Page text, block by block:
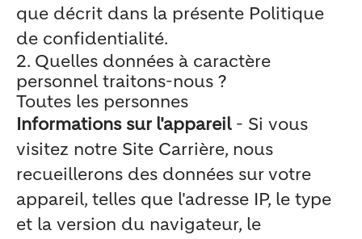
que décrit dans la présente Politique
de confidentialité.
2. Quelles données à caractère
personnel traitons-nous ?
Toutes les personnes
Informations sur l'appareil- Si vous
visitez notre Site Carrière, nous
recueillerons des données sur votre
appareil, telles que l'adresse IP, le type
et la version du navigateur, le